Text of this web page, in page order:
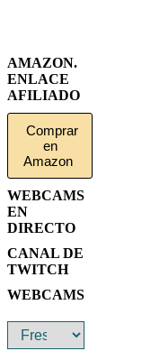
AMAZON.
ENLACE
AFILIADO
Comprar
en
Amazon
WEBCAMS
EN
DIRECTO
CANAL DE
TWITCH
WEBCAMS